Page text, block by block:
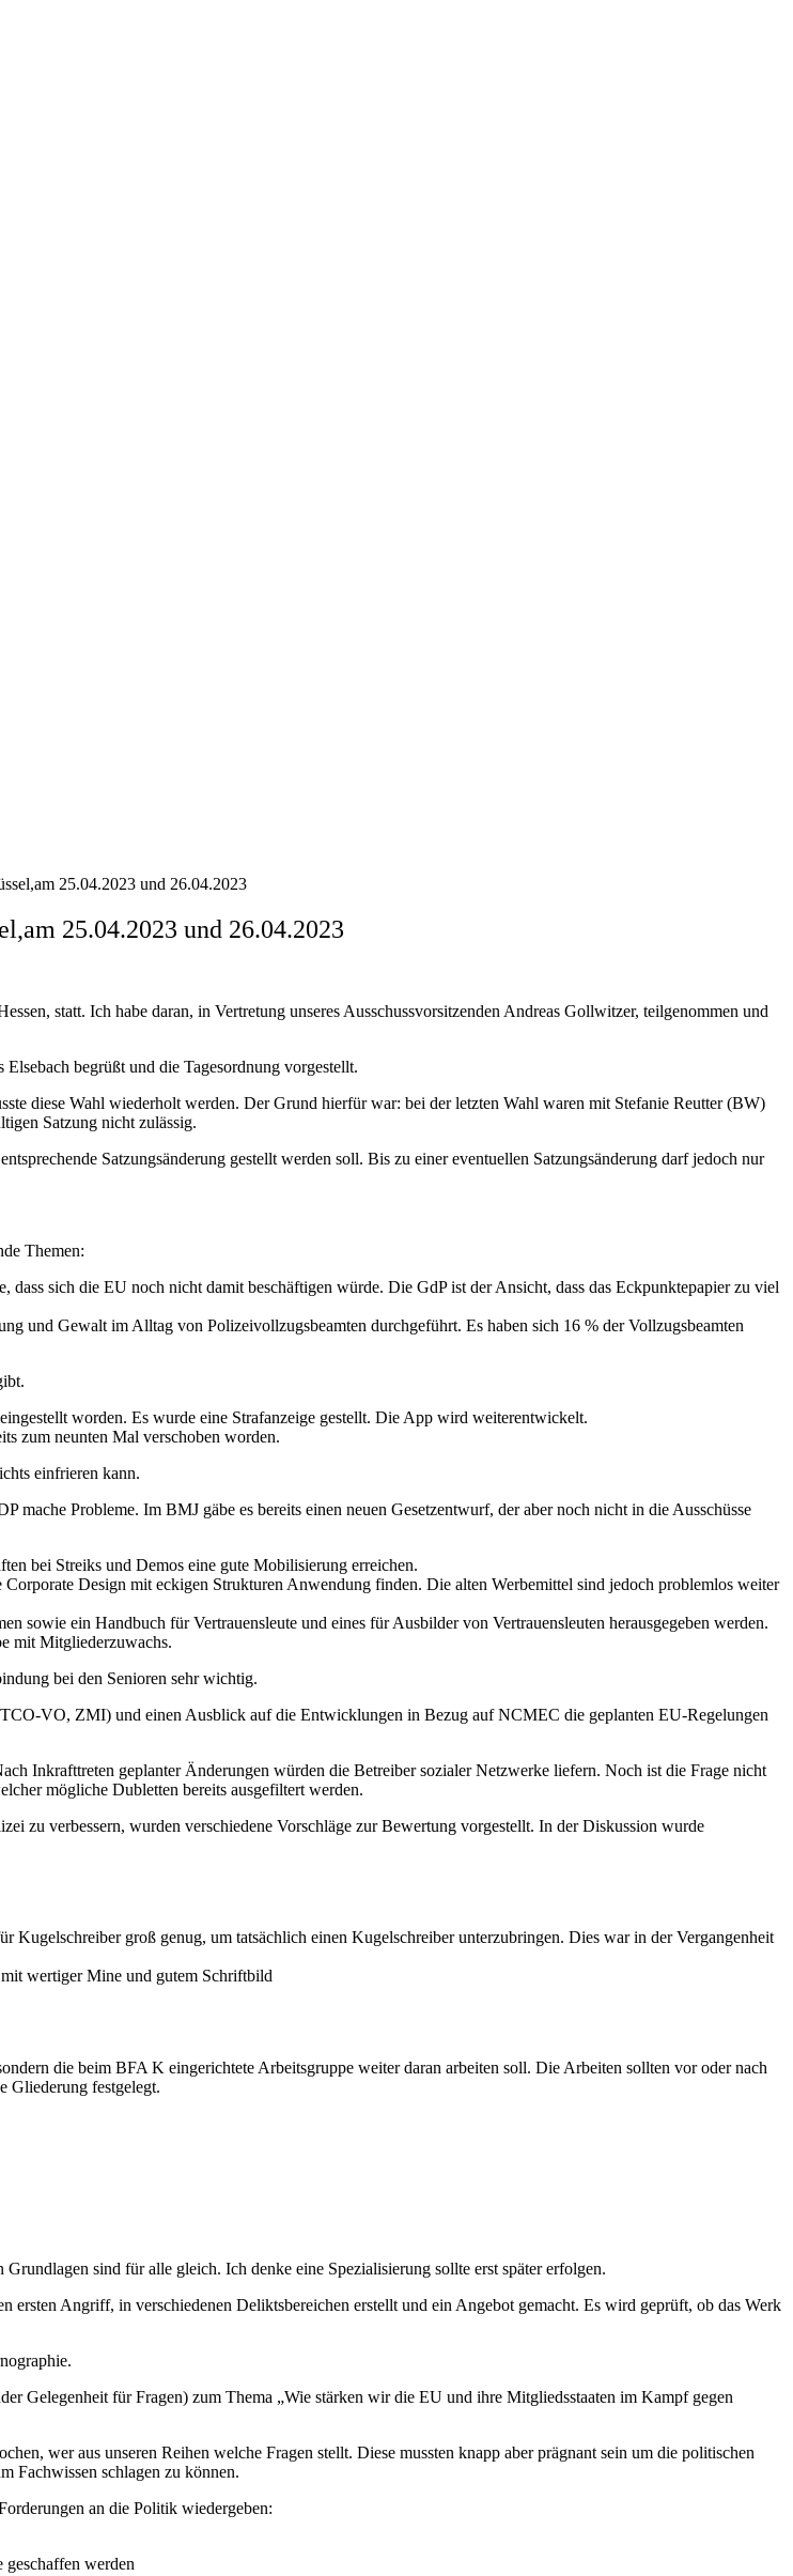
25.04.2023 und 26.04.2023
25.04.2023 und 26.04.2023
statt. Ich habe daran, in Vertretung unseres Ausschussvorsitzenden Andreas Gollwitzer, teilgenommen und
begrüßt und die Tagesordnung vorgestellt.
diese Wahl wiederholt werden. Der Grund hierfür war: bei der letzten Wahl waren mit Stefanie Reutter (BW)
Satzung nicht zulässig.
Satzungsänderung gestellt werden soll. Bis zu einer eventuellen Satzungsänderung darf jedoch nur
Themen:
sich die EU noch nicht damit beschäftigen würde. Die GdP ist der Ansicht, dass das Eckpunktepapier zu viel
und Gewalt im Alltag von Polizeivollzugsbeamten durchgeführt. Es haben sich 16 % der Vollzugsbeamten
worden. Es wurde eine Strafanzeige gestellt. Die App wird weiterentwickelt.
zum neunten Mal verschoben worden.
einfrieren kann.
Probleme. Im BMJ gäbe es bereits einen neuen Gesetzentwurf, der aber noch nicht in die Ausschüsse
bei Streiks und Demos eine gute Mobilisierung erreichen.
Design mit eckigen Strukturen Anwendung finden. Die alten Werbemittel sind jedoch problemlos weiter
sowie ein Handbuch für Vertrauensleute und eines für Ausbilder von Vertrauensleuten herausgegeben werden.
mit Mitgliederzuwachs.
bei den Senioren sehr wichtig.
VO, ZMI) und einen Ausblick auf die Entwicklungen in Bezug auf NCMEC die geplanten EU-Regelungen
Inkrafttreten geplanter Änderungen würden die Betreiber sozialer Netzwerke liefern. Noch ist die Frage nicht
mögliche Dubletten bereits ausgefiltert werden.
zu verbessern, wurden verschiedene Vorschläge zur Bewertung vorgestellt. In der Diskussion wurde
groß genug, um tatsächlich einen Kugelschreiber unterzubringen. Dies war in der Vergangenheit
wertiger Mine und gutem Schriftbild
die beim BFA K eingerichtete Arbeitsgruppe weiter daran arbeiten soll. Die Arbeiten sollten vor oder nach
Gliederung festgelegt.
sind für alle gleich. Ich denke eine Spezialisierung sollte erst später erfolgen.
Angriff, in verschiedenen Deliktsbereichen erstellt und ein Angebot gemacht. Es wird geprüft, ob das Werk
Gelegenheit für Fragen) zum Thema „Wie stärken wir die EU und ihre Mitgliedsstaaten im Kampf gegen
wer aus unseren Reihen welche Fragen stellt. Diese mussten knapp aber prägnant sein um die politischen
Fachwissen schlagen zu können.
an die Politik wiedergeben:
werden